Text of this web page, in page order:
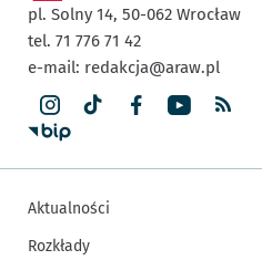
pl. Solny 14, 50-062 Wrocław
tel. 71 776 71 42
e-mail: redakcja@araw.pl
Aktualności
Rozkłady